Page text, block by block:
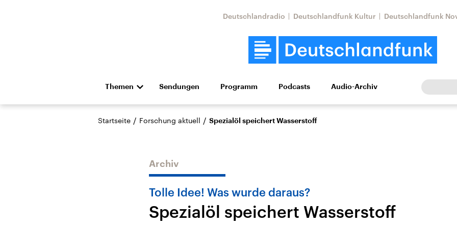
Deutschlandradio Deutschlandfunk Kultur Deutschlandfunk
Themen
Die Nachrichten Politik Wirtschaft Wissen Kultur Europa
Hörspiel und Feature Musik
Landtagswahl Sachsen-
USA
Aktuelle Beiträge,
Nahostkonflikt
Iran
Sendungen Programm Podcasts Audio-Archiv
Startseite / Forschung aktuell / Spezialöl speichert Wasserstoff
Archiv
Tolle Idee! Was wurde daraus?
Spezialöl speichert Wasserstoff